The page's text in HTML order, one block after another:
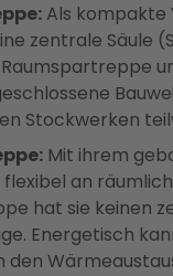
Als kompakte
zentrale Säule
Stockwerken
Mit ihrem
an
hat sie keinen
Energetisch
den